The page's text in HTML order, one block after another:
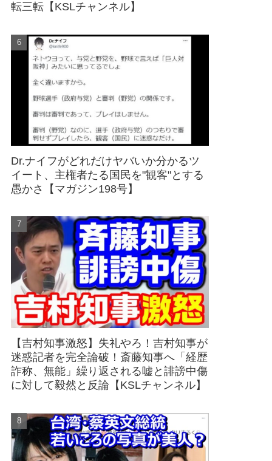
転三転【KSLチャンネル】
Dr.ナイフがどれだけヤバいか分かるツ
イート、主権者たる国民を"観客"とする
愚かさ【マガジン198号】
【吉村知事激怒】失礼やろ！吉村知事が
迷惑記者を完全論破！斎藤知事へ「経歴
詐称、無能」繰り返される嘘と誹謗中傷
に対して毅然と反論【KSLチャンネル】